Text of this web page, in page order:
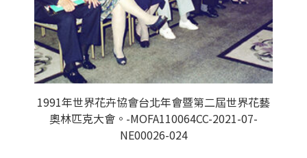
1991年世界花卉協會台北年會暨第二屆世界花藝
奧林匹克大會。-MOFA110064CC-2021-07-
NE00026-024